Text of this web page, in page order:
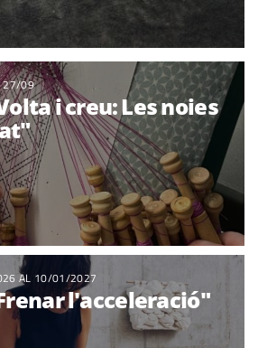
27/09
i creu: Les noies
AL 10/01/2027
l'acceleració"